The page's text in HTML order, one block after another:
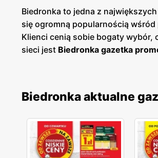
Biedronka to jedna z
się ogromną popularnością
Klienci cenią sobie bogaty
sieci jest Biedronka gazetka
prezentuje aktualne promocje,
szeroki wybór produktów
zdrowym trybem życia. Sieć
Sklepy są zlokalizowane
jakość obsługi oraz komfort
Biedronka aktualne